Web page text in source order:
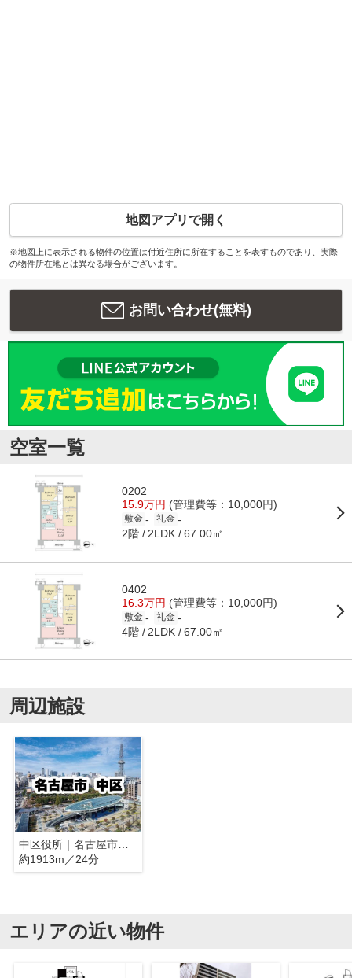
地図アプリで開く
※地図上に表示される物件の位置は付近住所に所在することを表すものであり、実際
の物件所在地とは異なる場合がございます。
お問い合わせ(無料)
空室一覧
0202
15.9万円 (管理費等：10,000円)
敷金 - 礼金 -
2階 2LDK 67.00㎡
0402
16.3万円 (管理費等：10,000円)
敷金 - 礼金 -
4階 2LDK 67.00㎡
周辺施設
中区役所｜名古屋市中区
約1913m／24分
エリアの近い物件